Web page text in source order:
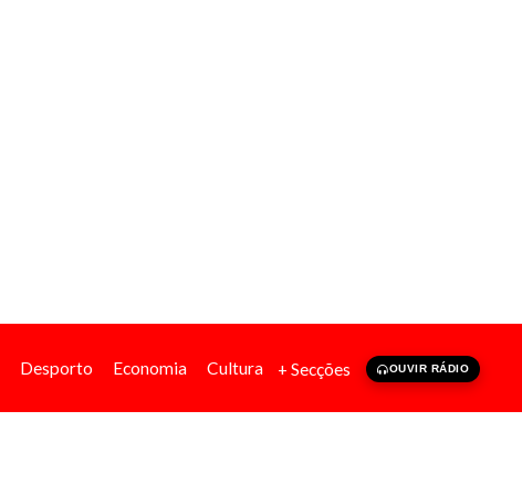
Desporto Economia Cultura + Secções OUVIR RÁDIO